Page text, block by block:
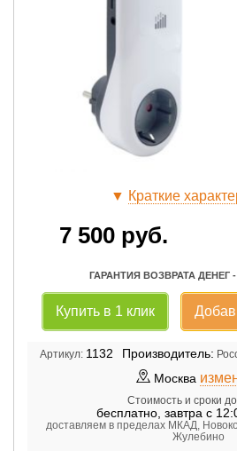
▼ Краткие
7 500 руб.
ГАРАНТИЯ ВОЗВРАТА ДЕНЕГ
Купить в 1 клик
Артикул: 1132 Производитель:
Москва
Стоимость и сроки
бесплатно, завтра с
доставляем в пределах МКАД,
Жулебино